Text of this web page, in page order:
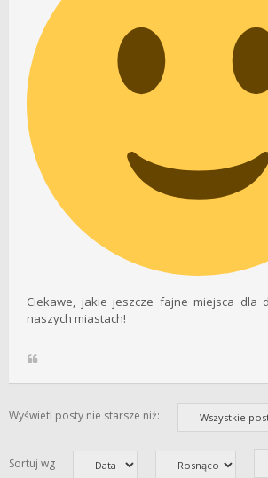
Ciekawe, jakie jeszcze fajne miejsca dla
naszych miastach!
Wyświetl posty nie starsze niż:
Sortuj wg